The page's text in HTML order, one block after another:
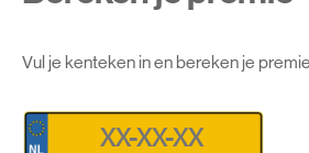
Vul je kenteken in en bereken je